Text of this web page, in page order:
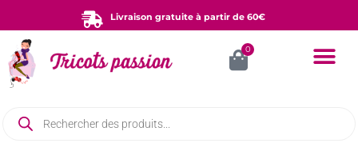
au
contenu
Livraison gratuite à partir de 60€
0
Panier
de
produits